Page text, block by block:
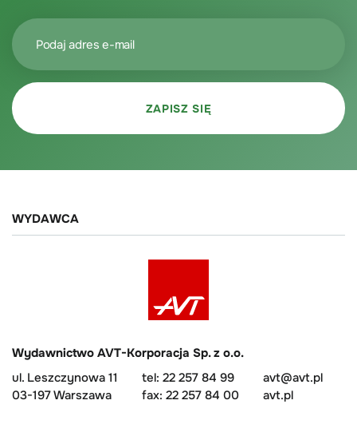
WYDAWCA
Wydawnictwo AVT-Korporacja Sp. z o.o.
ul. Leszczynowa 11
03-197 Warszawa
tel: 22 257 84 99
fax: 22 257 84 00
avt@avt.pl
avt.pl